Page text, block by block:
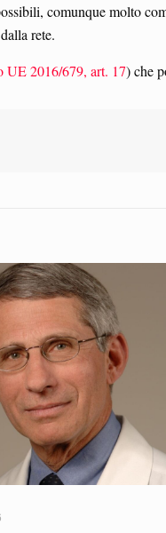
comunque molto
rete.
UE 2016/679, art. 17) che